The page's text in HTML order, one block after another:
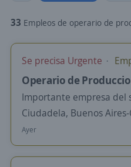
33 Empleos de operario de produccion
Se precisa Urgente
Operario de
Importante empresa del
Ciudadela, Buenos Aires-
Ayer